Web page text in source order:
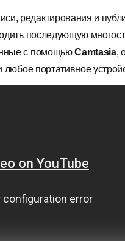
редактирования и
последующую
с помощьюCamtasia,
любое портативное